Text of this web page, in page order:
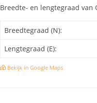
Breedte- en lengtegraad van
Breedtegraad (N):
Lengtegraad (E):
Bekijk in Google Maps